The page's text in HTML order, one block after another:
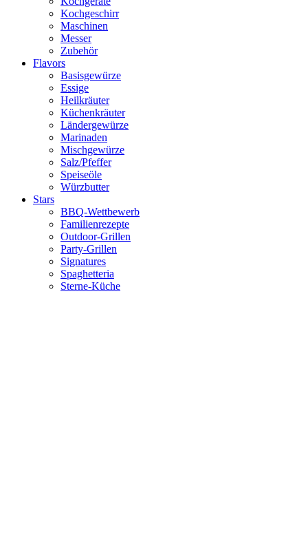
Kochgeschirr
Maschinen
Messer
Zubehör
Flavors
Basisgewürze
Essige
Heilkräuter
Küchenkräuter
Ländergewürze
Marinaden
Mischgewürze
Salz/Pfeffer
Speiseöle
Würzbutter
Stars
BBQ-Wettbewerb
Familienrezepte
Outdoor-Grillen
Party-Grillen
Signatures
Spaghetteria
Sterne-Küche